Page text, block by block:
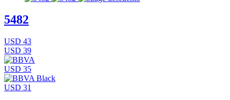
5482
USD 43
USD 39
USD 35
USD 31